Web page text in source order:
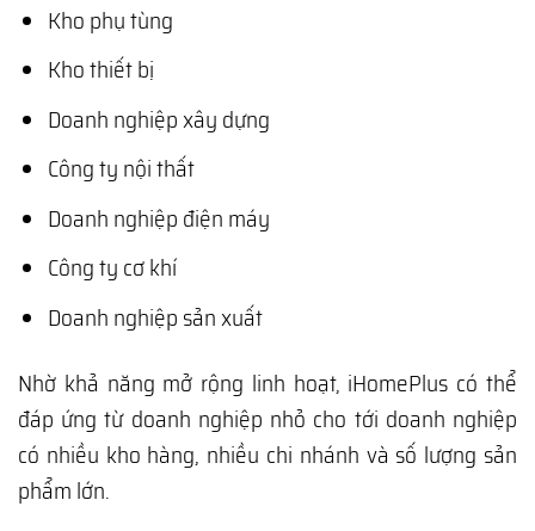
Kho phụ tùng
Kho thiết bị
Doanh nghiệp xây dựng
Công ty nội thất
Doanh nghiệp điện máy
Công ty cơ khí
Doanh nghiệp sản xuất
Nhờ khả năng mở rộng linh hoạt, iHomePlus có thể
đáp ứng từ doanh nghiệp nhỏ cho tới doanh nghiệp
có nhiều kho hàng, nhiều chi nhánh và số lượng sản
phẩm lớn.